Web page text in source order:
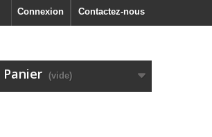
Contactez-nous
Connexion
Panier (vide)